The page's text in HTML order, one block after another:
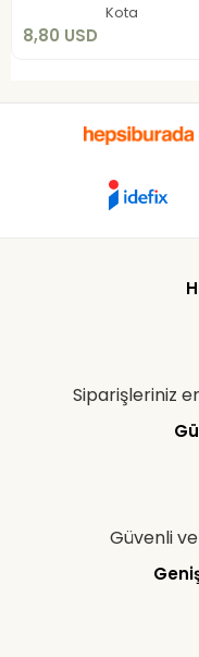
Kota
8,80 USD
Siparişleriniz
Güvenli